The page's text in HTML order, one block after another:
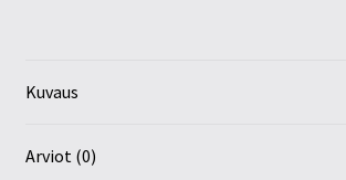
Kuvaus
Arviot (0)